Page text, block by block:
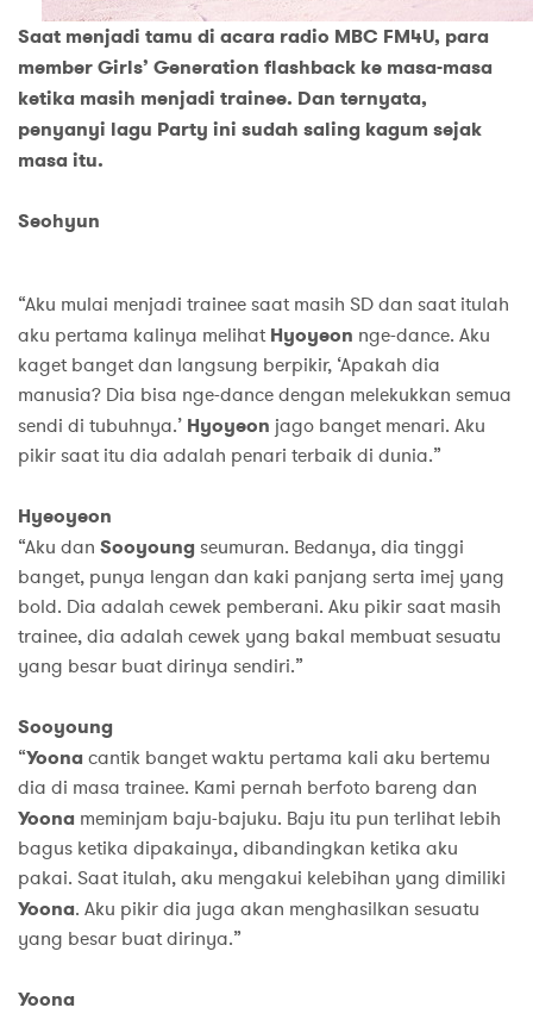
Saat menjadi tamu di acara radio MBC FM4U, para
member Girls’ Generation flashback ke masa-masa
ketika masih menjadi trainee. Dan ternyata,
penyanyi lagu Party ini sudah saling kagum sejak
masa itu.
Seohyun
“Aku mulai menjadi trainee saat masih SD dan saat itulah
aku pertama kalinya melihatHyoyeon nge-dance. Aku
kaget banget dan langsung berpikir, ‘Apakah dia
manusia? Dia bisa nge-dance dengan melekukkan semua
sendi di tubuhnya.’ Hyoyeon jago banget menari. Aku
pikir saat itu dia adalah penari terbaik di dunia.”
Hyeoyeon
“Aku dan Sooyoungseumuran. Bedanya, dia tinggi
banget, punya lengan dan kaki panjang serta imej yang
bold. Dia adalah cewek pemberani. Aku pikir saat masih
trainee, dia adalah cewek yang bakal membuat sesuatu
yang besar buat dirinya sendiri.”
Sooyoung
“Yoona cantik banget waktu pertama kali aku bertemu
dia di masa trainee. Kami pernah berfoto bareng dan
Yoona meminjam baju-bajuku. Baju itu pun terlihat lebih
bagus ketika dipakainya, dibandingkan ketika aku
pakai. Saat itulah, aku mengakui kelebihan yang dimiliki
Yoona. Aku pikir dia juga akan menghasilkan sesuatu
yang besar buat dirinya.”
Yoona